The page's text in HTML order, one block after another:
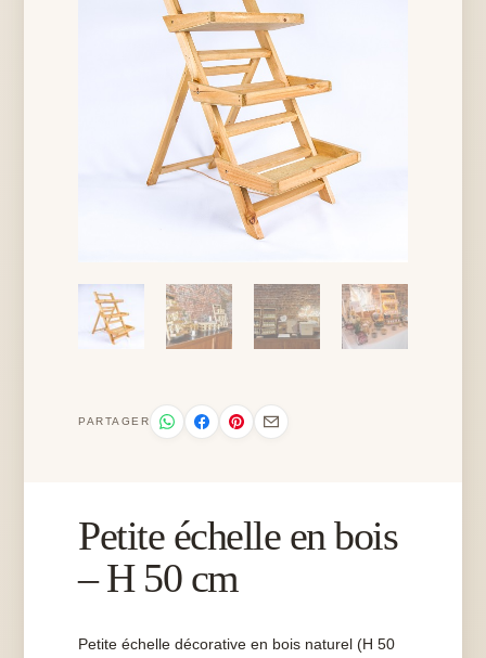
PARTAGER
Petite échelle en bois
– H 50 cm
Petite échelle décorative en bois naturel (H 50